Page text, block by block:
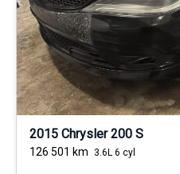
2015 Chrysler 200 S
126 501 km 3.6L 6 cyl